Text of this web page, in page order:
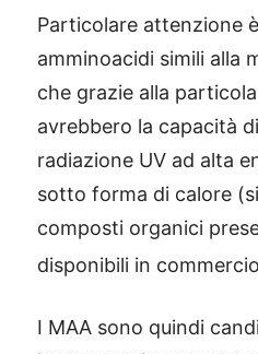
Particolare attenzione
amminoacidi simili alla
che grazie alla
avrebbero la capacità
radiazione UV ad alta
sotto forma di calore
composti organici
disponibili in
I MAA sono quindi